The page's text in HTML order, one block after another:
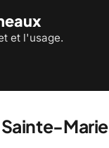
et l'usage.
Marie